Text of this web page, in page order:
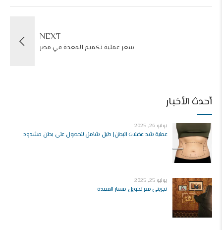
NEXT
سعر عملية تكميم المعدة في مصر
أحدث الأخبار
يوليو 26, 2025
عملية شد عضلات البطن| دليل شامل للحصول على بطن مشدود
يوليو 25, 2025
تجربتي مع تحويل مسار المعدة